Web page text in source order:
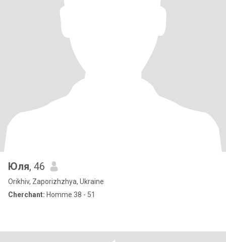
Юля, 46
Orikhiv, Zaporizhzhya, Ukraine
Cherchant: Homme 38 - 51